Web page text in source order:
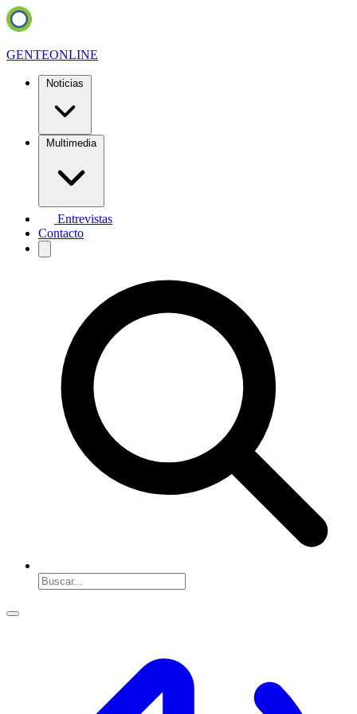
GENTEONLINE
Noticias
Multimedia
Entrevistas
Contacto